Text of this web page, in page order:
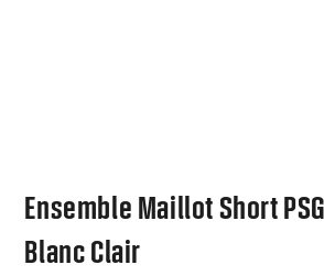
Ensemble Maillot Short
Blanc Clair